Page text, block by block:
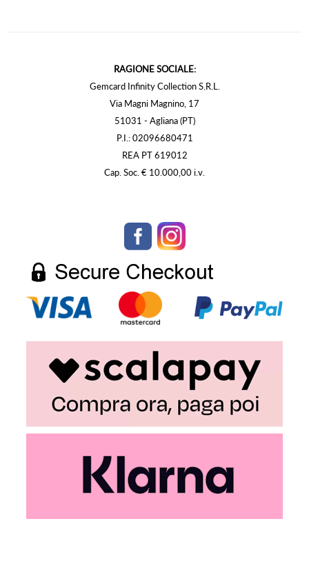
RAGIONE SOCIALE:
Gemcard Infinity Collection S.R.L.
Via Magni Magnino, 17
51031 - Agliana (PT)
P.I.: 02096680471
REA PT 619012
Cap. Soc. € 10.000,00 i.v.